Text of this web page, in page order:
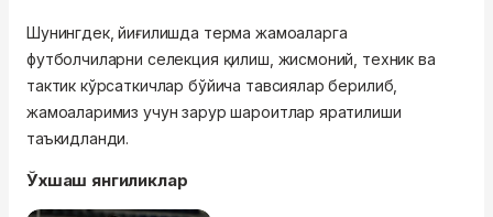
Шунингдек, йиғилишда терма жамоаларга
футболчиларни селекция қилиш, жисмоний, техник ва
тактик кўрсаткичлар бўйича тавсиялар берилиб,
жамоаларимиз учун зарур шароитлар яратилиши
таъкидланди.
Ўхшаш янгиликлар